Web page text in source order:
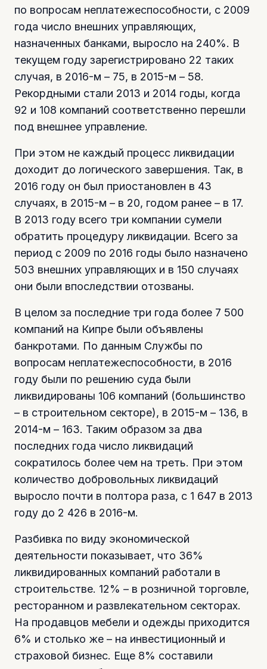
по вопросам неплатежеспособности, с 2009
года число внешних управляющих,
назначенных банками, выросло на 240%. В
текущем году зарегистрировано 22 таких
случая, в 2016-м – 75, в 2015-м – 58.
Рекордными стали 2013 и 2014 годы, когда
92 и 108 компаний соответственно перешли
под внешнее управление.
При этом не каждый процесс ликвидации
доходит до логического завершения. Так, в
2016 году он был приостановлен в 43
случаях, в 2015-м – в 20, годом ранее – в 17.
В 2013 году всего три компании сумели
обратить процедуру ликвидации. Всего за
период с 2009 по 2016 годы было назначено
503 внешних управляющих и в 150 случаях
они были впоследствии отозваны.
В целом за последние три года более 7 500
компаний на Кипре были объявлены
банкротами. По данным Службы по
вопросам неплатежеспособности, в 2016
году были по решению суда были
ликвидированы 106 компаний (большинство
– в строительном секторе), в 2015-м – 136, в
2014-м – 163. Таким образом за два
последних года число ликвидаций
сократилось более чем на треть. При этом
количество добровольных ликвидаций
выросло почти в полтора раза, с 1 647 в 2013
году до 2 426 в 2016-м.
Разбивка по виду экономической
деятельности показывает, что 36%
ликвидированных компаний работали в
строительстве. 12% – в розничной торговле,
ресторанном и развлекательном секторах.
На продавцов мебели и одежды приходится
6% и столько же – на инвестиционный и
страховой бизнес. Еще 8% составили